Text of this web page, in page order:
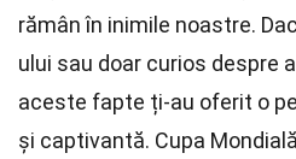
rămân în inimile noastre.
ului sau doar curios despre
aceste fapte ți-au oferit o
și captivantă. Cupa